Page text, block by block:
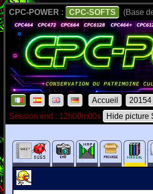
CPC-POWER : CPC-SOFTS (Base
Accueil
Session end : 12h00m00s
Hide picture